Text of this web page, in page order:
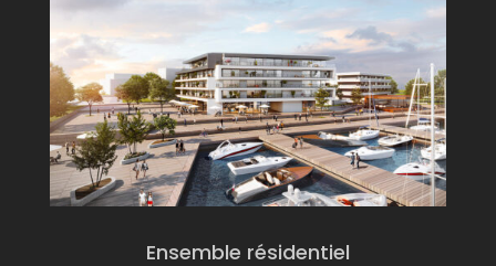
Ensemble résidentiel